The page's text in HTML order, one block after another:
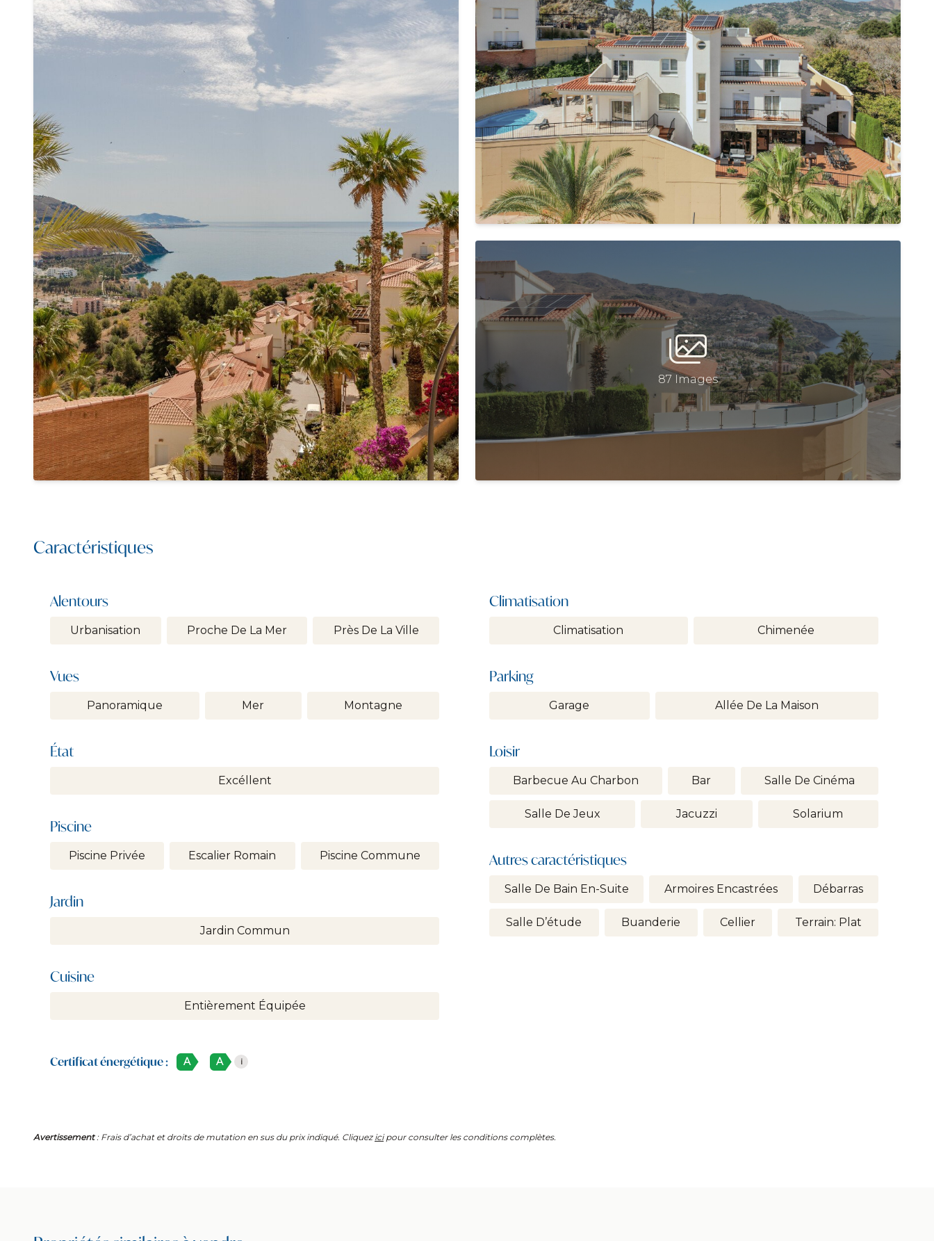
87 Images
Caractéristiques
Alentours
Urbanisation Proche De La Mer Près De La Ville
Vues
Panoramique Mer Montagne
État
Excéllent
Piscine
Piscine Privée Escalier Romain Piscine Commune
Jardin
Jardin Commun
Cuisine
Entièrement Équipée
Climatisation
Climatisation Chimenée
Parking
Garage Allée De La Maison
Loisir
Barbecue Au Charbon Bar Salle De Cinéma
Salle De Jeux Jacuzzi Solarium
Autres caractéristiques
Salle De Bain En-Suite Armoires Encastrées Débarras
Salle D’étude Buanderie Cellier Terrain: Plat
Certificat énergétique : A A i
Avertissement: Frais d’achat et droits de mutation en sus du prix indiqué. Cliquez icipour consulter les conditions complètes.